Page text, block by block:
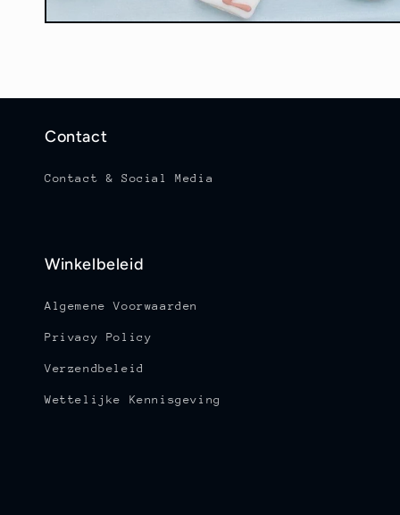
Contact
Contact & Social Media
Winkelbeleid
Algemene Voorwaarden
Privacy Policy
Verzendbeleid
Wettelijke Kennisgeving